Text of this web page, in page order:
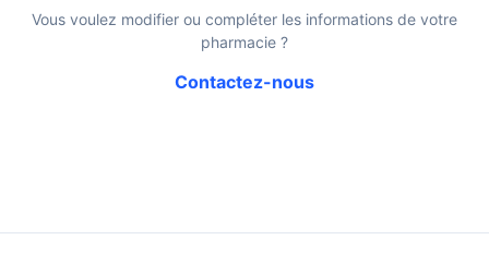
Vous voulez modifier ou compléter les informations de votre
pharmacie ?
Contactez-nous